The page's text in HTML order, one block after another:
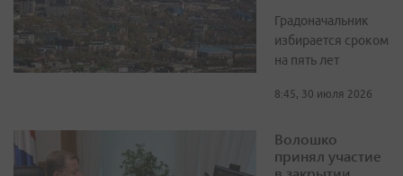
Градоначальник
избирается сроком
на пять лет
8:45, 30 июля 2026
Волошко
принял участие